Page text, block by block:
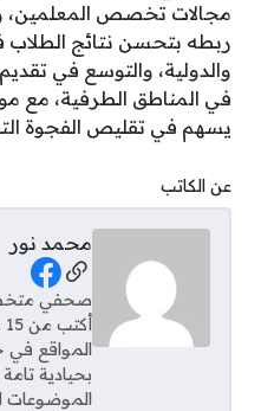
مجالات تخصص المعلمين،
ربطه بتحسن نتائج الطلاب
والدولية، والتوسع في
في المناطق الطرفية، مع
يسهم في تقليص الفجوة
عن الكاتب
محمد نور
Social Links
صحفي
المواقع في
بحيادية
الموضوعات